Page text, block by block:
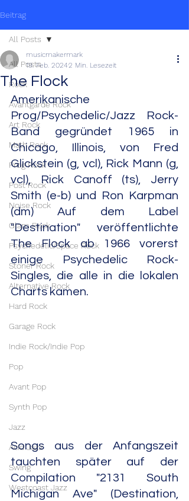
Beitrag
All Posts
Rock
Avantgarde Rock
Art Rock
Math Rock
Prog Rock
Post Rock
Noise Rock
Glam Rock
Psychedelic/Space Rock
Stoner Rock
Alternative Rock
Hard Rock
Garage Rock
Indie Rock/Indie Pop
Pop
Avant Pop
Synth Pop
Jazz
Acid Jazz
Swing
Westcoast Jazz
All Posts
The Flock
musicmakermark
19. Feb. 20242 Min. Lesezeit
Amerikanische
Prog/Psychedelic/Jazz Rock-
Band gegründet 1965 in
Chicago, Illinois, von Fred
Glickstein (g, vcl), Rick Mann (g,
vcl), Rick Canoff (ts), Jerry
Smith (e-b) und Ron Karpman
(dm) Auf dem Label
"Destination" veröffentlichte
The Flock ab 1966 vorerst
einige Psychedelic Rock-
Singles, die alle in die lokalen
Charts kamen.
Songs aus der Anfangszeit
tauchten später auf der
Compilation "2131 South
Michigan Ave" (Destination,